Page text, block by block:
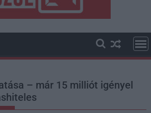
– már 15 milliót igényel